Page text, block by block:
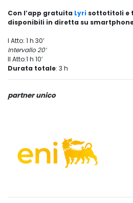
Con l’app gratuita Lyri sottotitoli e
disponibili in diretta su
I Atto: 1 h 30’
Intervallo 20’
II Atto:1 h 10’
Durata totale: 3 h
partner unico